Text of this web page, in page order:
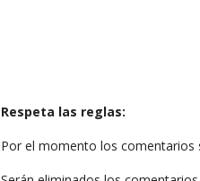
Respeta las reglas:
Por el momento los comentarios